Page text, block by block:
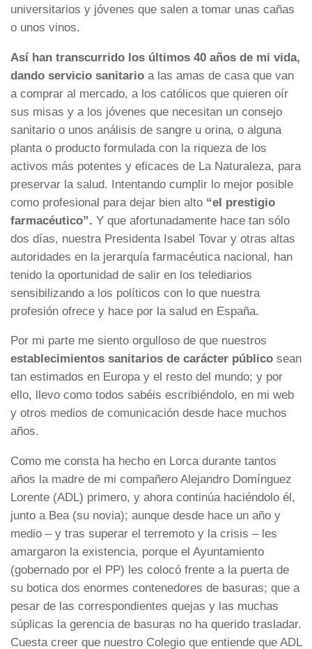
universitarios y jóvenes que salen a tomar unas cañas
o unos vinos.
Así han transcurrido los últimos 40 años de mi vida,
dando servicio sanitario a las amas de casa que van
a comprar al mercado, a los católicos que quieren oír
sus misas y a los jóvenes que necesitan un consejo
sanitario o unos análisis de sangre u orina, o alguna
planta o producto formulada con la riqueza de los
activos más potentes y eficaces de La Naturaleza, para
preservar la salud. Intentando cumplir lo mejor posible
como profesional para dejar bien alto “el prestigio
farmacéutico”. Y que afortunadamente hace tan sólo
dos días, nuestra Presidenta Isabel Tovar y otras altas
autoridades en la jerarquía farmacéutica nacional, han
tenido la oportunidad de salir en los telediarios
sensibilizando a los políticos con lo que nuestra
profesión ofrece y hace por la salud en España.
Por mi parte me siento orgulloso de que nuestros
establecimientos sanitarios de carácter público sean
tan estimados en Europa y el resto del mundo; y por
ello, llevo como todos sabéis escribiéndolo, en mi web
y otros medios de comunicación desde hace muchos
años.
Como me consta ha hecho en Lorca durante tantos
años la madre de mi compañero Alejandro Domínguez
Lorente (ADL) primero, y ahora continúa haciéndolo él,
junto a Bea (su novia); aunque desde hace un año y
medio – y tras superar el terremoto y la crisis – les
amargaron la existencia, porque el Ayuntamiento
(gobernado por el PP) les colocó frente a la puerta de
su botica dos enormes contenedores de basuras; que a
pesar de las correspondientes quejas y las muchas
súplicas la gerencia de basuras no ha querido trasladar.
Cuesta creer que nuestro Colegio que entiende que ADL